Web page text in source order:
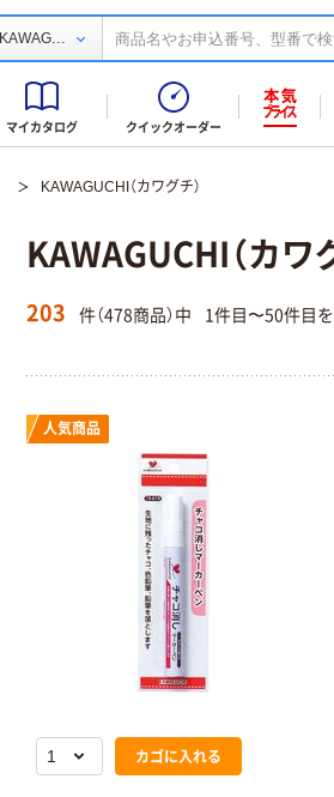
KAWAG...
マイカタログ クイックオーダー
KAWAGUCHI（カワグチ）
KAWAGUCHI（カワ
203 件（478商品）中 1件目〜50件目
人気商品
カゴに入れる